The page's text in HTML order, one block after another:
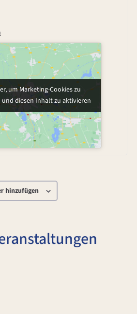
um Marketing-Cookies zu
diesen Inhalt zu aktivieren
hinzufügen